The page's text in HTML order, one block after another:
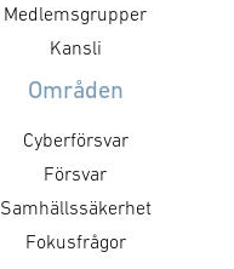
Medlemsgrupper
Kansli
Områden
Cyberförsvar
Försvar
Samhällssäkerhet
Fokusfrågor